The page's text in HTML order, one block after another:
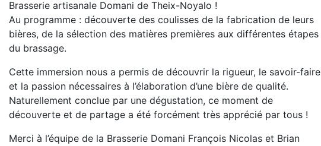
Brasserie artisanale Domani de Theix-Noyalo !
Au programme : découverte des coulisses de la fabrication de leurs
bières, de la sélection des matières premières aux différentes étapes
du brassage.
Cette immersion nous a permis de découvrir la rigueur, le savoir-faire
et la passion nécessaires à l’élaboration d’une bière de qualité.
Naturellement conclue par une dégustation, ce moment de
découverte et de partage a été forcément très apprécié par tous !
Merci à l’équipe de la Brasserie Domani François Nicolas et Brian